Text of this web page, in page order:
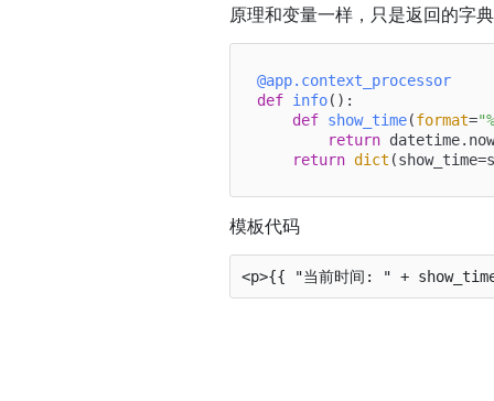
原理和变量一样，只是返回的字
@app.context_processor
def info():
def show_time(format=
return
return dict
模板代码